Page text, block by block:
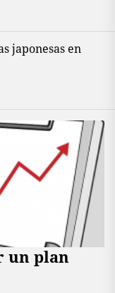
japonesas en
un plan